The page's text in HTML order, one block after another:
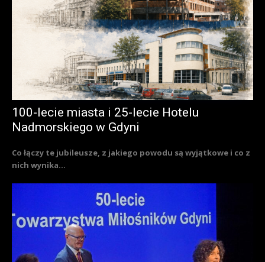
100-lecie miasta i 25-lecie Hotelu
Nadmorskiego w Gdyni
Co łączy te jubileusze, z jakiego powodu są wyjątkowe i co z
nich wynika...